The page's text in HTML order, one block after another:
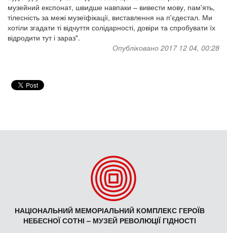
музейний експонат, швидше навпаки – вивести мову, пам'ять,
тілесність за межі музеїфікації, виставлення на п'єдестал. Ми
хотіли згадати ті відчуття солідарності, довіри та спробувати їх
відродити тут і зараз".
Опубліковано 2017 12 04, 00:28
НАЦІОНАЛЬНИЙ МЕМОРІАЛЬНИЙ КОМПЛЕКС ГЕРОЇВ
НЕБЕСНОЇ СОТНІ – МУЗЕЙ РЕВОЛЮЦІЇ ГІДНОСТІ